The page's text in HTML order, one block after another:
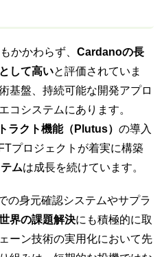
かかわらず、 Cardanoの長
して高いと評価されていま
基盤、持続可能な開発アプロ
コシステムにあります。
ラクト機能（Plutus） の導入
プロジェクトが着実に構築
ムは成長を続けています。
の身元確認システムやサプラ
界の課題解決にも積極的に取
ーン技術の実用化において先